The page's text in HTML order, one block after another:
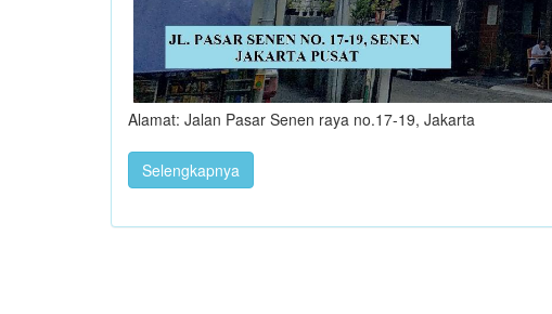
Alamat: Jalan Pasar Senen raya no.17-19, Jakarta
Selengkapnya